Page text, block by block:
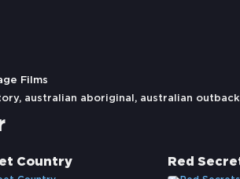
Films
, australian aboriginal , australian outback
Country